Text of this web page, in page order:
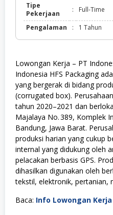
Tipe
Pekerjaan
: Full-Time
Pengalaman : 1 Tahun
Lowongan Kerja – PT
Indonesia HFS Packaging
yang bergerak di bidang
(corrugated box).
tahun 2020–2021 dan
Majalaya No. 389, Komplek
Bandung, Jawa Barat.
produksi harian yang cukup
internal yang didukung oleh
pelacakan berbasis GPS.
dihasilkan digunakan oleh
tekstil, elektronik, pertanian,
Baca: Info Lowongan